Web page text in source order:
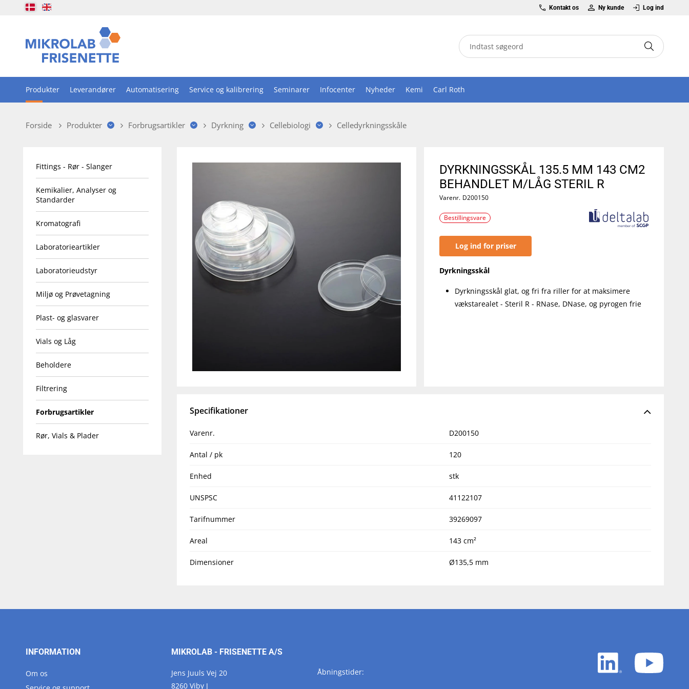
Kontakt os Ny kunde Log ind
Produkter Leverandører Automatisering Service og kalibrering Seminarer Infocenter Nyheder Kemi Carl Roth
Forside Produkter Forbrugsartikler Dyrkning Cellebiologi Celledyrkningsskåle
Fittings - Rør - Slanger
Kemikalier, Analyser og
Standarder
Kromatografi
Laboratorieartikler
Laboratorieudstyr
Miljø og Prøvetagning
Plast- og glasvarer
Vials og Låg
Beholdere
Filtrering
Forbrugsartikler
Rør, Vials & Plader
DYRKNINGSSKÅL 135.5 MM 143 CM2
BEHANDLET M/LÅG STERIL R
Varenr. D200150
Bestillingsvare
Log ind for priser
Dyrkningsskål
Dyrkningsskål glat, og fri fra riller for at maksimere
vækstarealet - Steril R - RNase, DNase, og pyrogen frie
Specifikationer
Varenr. D200150
Antal / pk 120
Enhed stk
UNSPSC 41122107
Tarifnummer 39269097
Areal 143 cm²
Dimensioner Ø135,5 mm
INFORMATION
Om os
MIKROLAB - FRISENETTE A/S
Jens Juuls Vej 20
8260 Viby J
Åbningstider:
LinkedIn
white
white